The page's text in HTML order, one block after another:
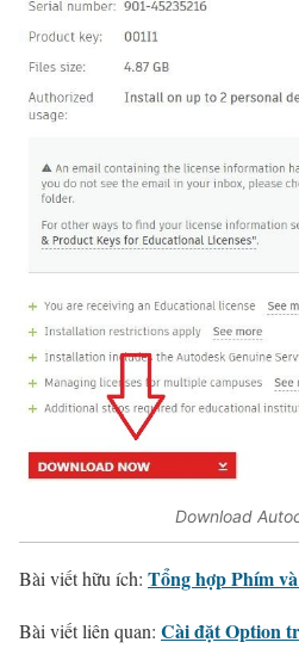
Download
Bài viết hữu ích: Tổng hợp Phím
Bài viết liên quan: Cài đặt Option